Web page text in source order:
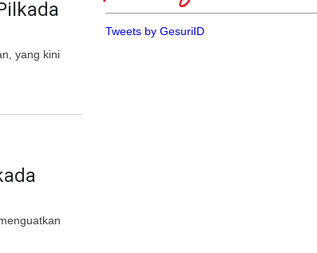
yang kini
Tweets by GesuriID